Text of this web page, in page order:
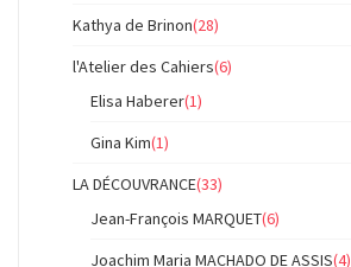
Kathya de Brinon(28)
l'Atelier des Cahiers(6)
Elisa Haberer(1)
Gina Kim(1)
LA DÉCOUVRANCE(33)
Jean-François MARQUET(6)
Joachim Maria MACHADO DE ASSIS(4)